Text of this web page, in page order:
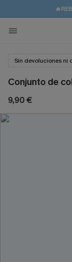
Sin devoluciones ni
Conjunto de
9,90 €